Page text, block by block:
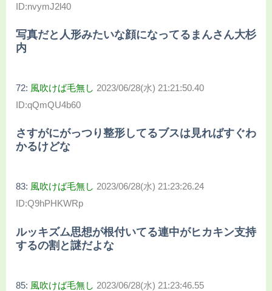
ID:nvymJ2l40
写真だと人形みたいな顔になってるまんさん大杉
内
72: 風吹けば毛無し 2023/06/28(水) 21:21:50.40
ID:qQmQU4b60
さすがにがっつり整形してるブスは見ればすぐわ
かるけどな
83: 風吹けば毛無し 2023/06/28(水) 21:23:26.24
ID:Q9hPHKWRp
ルッキズム思想が根付いてる連中がヒカキン支持
するの割と謎だよな
85: 風吹けば毛無し 2023/06/28(水) 21:23:46.55